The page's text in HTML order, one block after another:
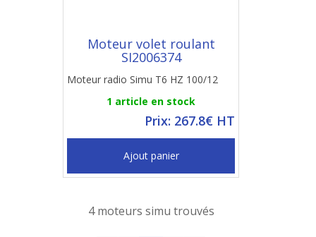
Moteur volet roulant
SI2006374
Moteur radio Simu T6 HZ 100/12
1 article en stock
Prix: 267.8€ HT
Ajout panier
4 moteurs simu trouvés